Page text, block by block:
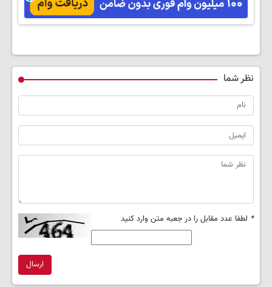
(تخفیف ویژه)
نظر شما
* لطفا عدد مقابل را در جعبه متن وارد کنید
ارسال